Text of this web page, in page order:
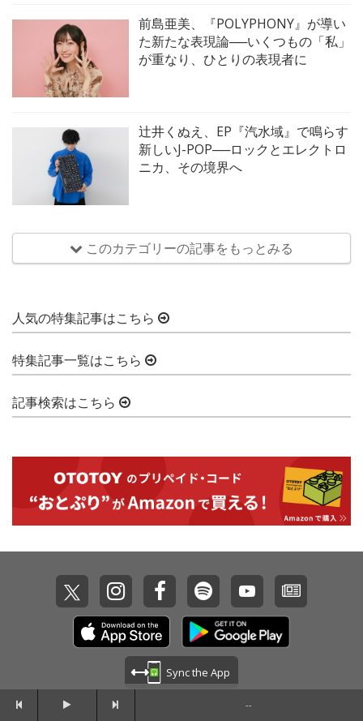
前島亜美、『POLYPHONY』が導い
た新たな表現論──いくつもの「私」
が重なり、ひとりの表現者に
辻井くぬえ、EP『汽水域』で鳴らす
新しいJ-POP──ロックとエレクトロ
ニカ、その境界へ
このカテゴリーの記事をもっとみる
人気の特集記事はこちら
特集記事一覧はこちら
記事検索はこちら
Sync the App
--